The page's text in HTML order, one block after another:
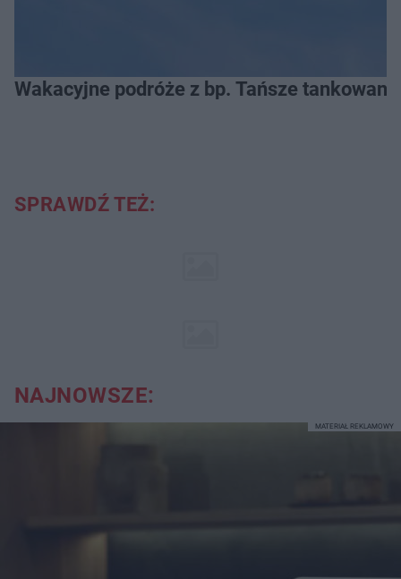
Wakacyjne podróże z bp. Tańsze
SPRAWDŹ TEŻ:
NAJNOWSZE:
MATERIAŁ REKLAMOWY